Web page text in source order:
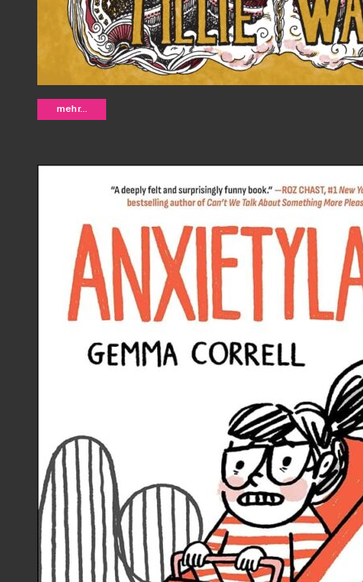
Charity and Sylvia - Tillie Walden
mehr...